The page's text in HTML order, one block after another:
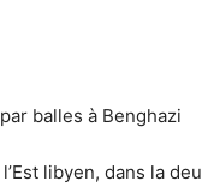
libyen, dans la